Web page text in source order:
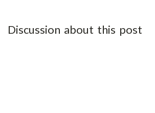
Discussion about this post